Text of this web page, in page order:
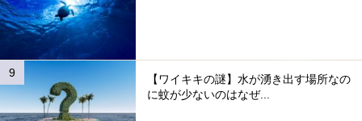
【ワイキキの謎】水が湧き出す場所なの
に蚊が少ないのはなぜ...